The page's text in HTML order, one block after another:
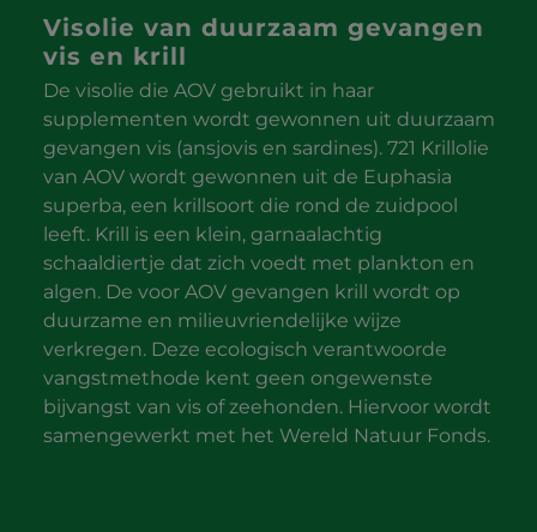
Visolie van duurzaam gevangen
vis en krill
De visolie die AOV gebruikt in haar
supplementen wordt gewonnen uit duurzaam
gevangen vis (ansjovis en sardines). 721 Krillolie
van AOV wordt gewonnen uit de Euphasia
superba, een krillsoort die rond de zuidpool
leeft. Krill is een klein, garnaalachtig
schaaldiertje dat zich voedt met plankton en
algen. De voor AOV gevangen krill wordt op
duurzame en milieuvriendelijke wijze
verkregen. Deze ecologisch verantwoorde
vangstmethode kent geen ongewenste
bijvangst van vis of zeehonden. Hiervoor wordt
samengewerkt met het Wereld Natuur Fonds.